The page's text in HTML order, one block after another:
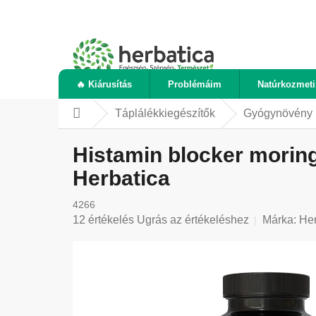
🔥 Kiárusítás Problémáim
KezdőlapTáplálékkiegészítők Gyógynövény
Histamin blocker
Herbatica
4266
A
12 értékelés Ugrás az értékeléshez Márka: